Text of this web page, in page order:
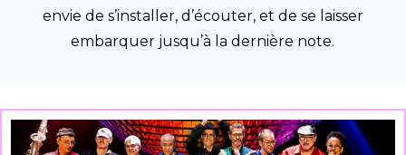
envie de s’installer, d’écouter, et de se laisser
embarquer jusqu’à la dernière note.